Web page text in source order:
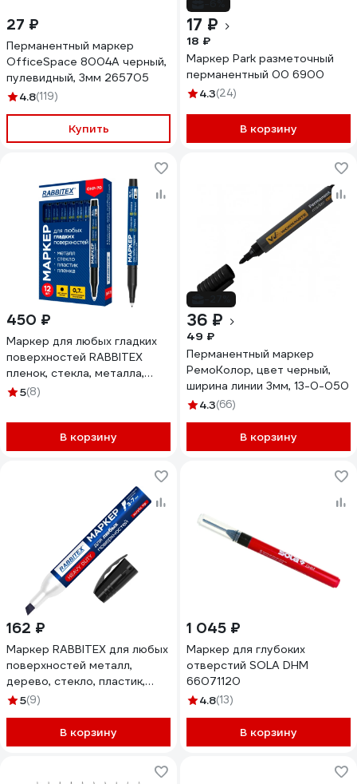
27 ₽
Перманентный маркер
OfficeSpace 8004А черный,
пулевидный, 3мм 265705
4.8(119)
Купить
17 ₽
18 ₽
Маркер Park разметочный
перманентный 00 6900
4.3(24)
В корзину
450 ₽
Маркер для любых гладких
поверхностей RABBITEX
пленок, стекла, металла,
черный OHP-70, КОМПЛЕКТ
5(8)
В корзину
36 ₽
49 ₽
Перманентный маркер
РемоКолор, цвет черный,
ширина линии 3мм, 13-0-050
4.3(66)
В корзину
162 ₽
Маркер RABBITEX для любых
поверхностей металл,
дерево, стекло, пластик,
бетон, черный 3-7мм, ,
5(9)
В корзину
1 045 ₽
Маркер для глубоких
отверстий SOLA DHM
66071120
4.8(13)
В корзину